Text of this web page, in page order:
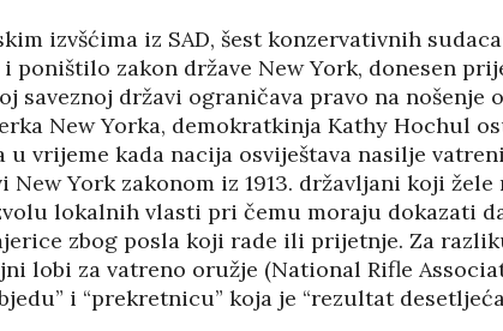
izvšćima iz SAD, šest konzervativnih
zakon države New York, donesen
saveznoj državi ograničava pravo na nošenje
New Yorka, demokratkinja Kathy Hochul
u vrijeme kada nacija osviještava nasilje
New York zakonom iz 1913. državljani koji žele
lokalnih vlasti pri čemu moraju dokazati
zbog posla koji rade ili prijetnje. Za
lobi za vatreno oružje (National Rifle
i “prekretnicu” koja je “rezultat desetljeća
FESTIVALA ISTINE
22/12/2025
POKLONICI BRANKA
MAMULE U MARŠU
PROTIV HR
08/12/2025
11/05/2026